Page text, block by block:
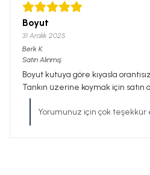
Boyut
31 Aralık 2025
Berk K.
Satın Alınmış
Boyut kutuya göre kıyasla
Tankın üzerine koymak için satın
Yorumunuz için çok teşekkür